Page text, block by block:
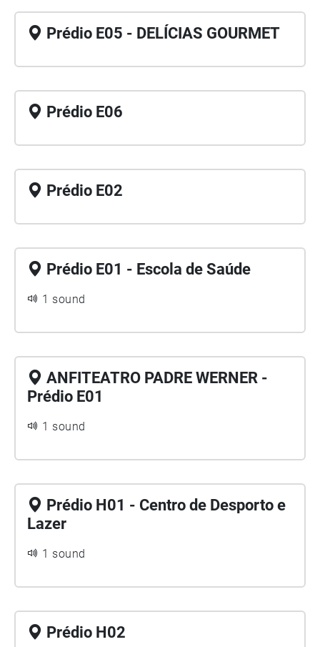
Prédio E05 - DELÍCIAS GOURMET
Prédio E06
Prédio E02
Prédio E01 - Escola de Saúde
1 sound
ANFITEATRO PADRE WERNER -
Prédio E01
1 sound
Prédio H01 - Centro de Desporto e
Lazer
1 sound
Prédio H02